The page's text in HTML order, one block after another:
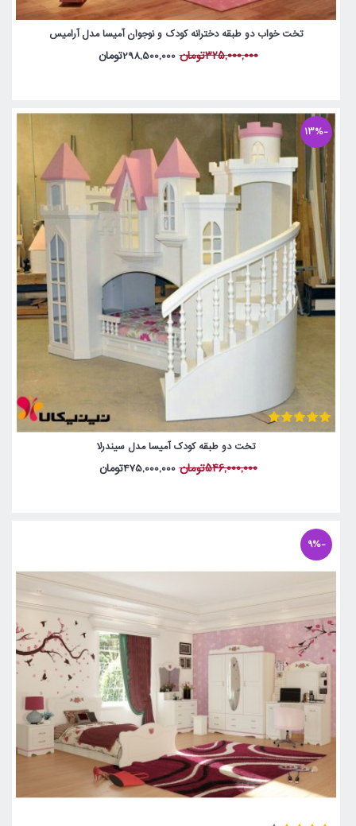
تخت خواب دو طبقه دخترانه کودک و نوجوان آمیسا مدل آرامیس
325,000,000تومان 298,500,000تومان
-13%
تخت دو طبقه کودک آمیسا مدل سیندرلا
546,000,000تومان 475,000,000تومان
-9%